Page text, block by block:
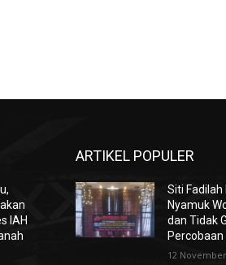
IAH
ARTIKEL POPULER
Siti
Nyamuk
dan Tidak
Percobaan
12